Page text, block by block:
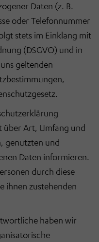
Daten (z. B.
oder Telefonnummer
stets im Einklang mit
(DSGVO) und in
geltenden
Art, Umfang und
genutzten und
Daten informieren.
durch diese
ihnen zustehenden
haben wir